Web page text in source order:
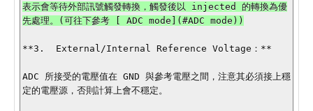
表示會等待外部訊號觸發轉換，觸發後以 injected 的轉換為優
**3.  External/Internal Reference Voltage：**
ADC 所接受的電壓值在 GND 與參考電壓之間，注意其必須接上穩
定的電壓源，否則計算上會不穩定。